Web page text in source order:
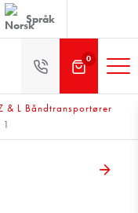
Språk
0
& L Båndtransportører